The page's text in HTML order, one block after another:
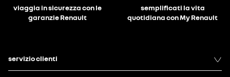
viaggia in sicurezza con le
garanzie Renault
semplificati la vita
quotidiana con My Renault
servizio clienti